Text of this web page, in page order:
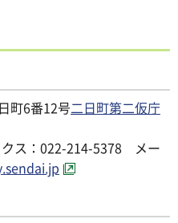
町6番12号二日町第二仮庁
ス：022-214-5378 メー